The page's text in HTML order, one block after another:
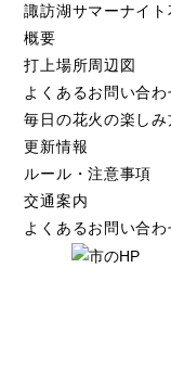
諏訪湖サマーナイト
概要
打上場所周辺図
よくあるお問い合わ
毎日の花火の楽しみ
更新情報
ルール・注意事項
交通案内
よくあるお問い合わ